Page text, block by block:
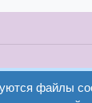
вход
файлы